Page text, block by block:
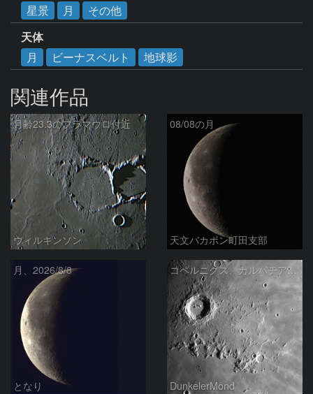
星景
月
その他
天体
月
ビーナスベルト 地球影
関連作品
月齢23.3のフラマウロ付近
ウィルキンソン
08/08の月
天文バカボン町田支部
月、2026/8/8
となり
コペルニクス、カルパチア山脈付近
DunkelerMond